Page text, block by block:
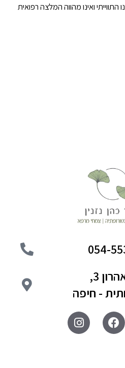
ואינו מהווה המלצה רפואית
054-
3,
- חיפה